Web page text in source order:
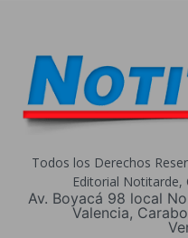
Todos los Derechos
Editorial Notitarde,
Av. Boyacá 98 local
Valencia,